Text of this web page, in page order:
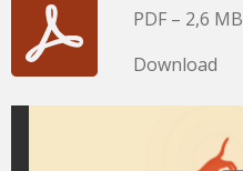
PDF – 2,6 MB
Download